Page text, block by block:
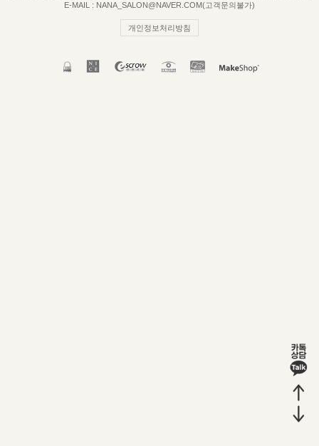
E-MAIL : NANA_SALON@NAVER.COM(고객문의불가)
개인정보처리방침